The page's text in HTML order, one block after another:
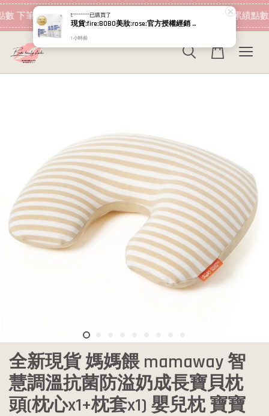
下筆消費即可折抵 現在去購物！ 加入會員 消費即可累績點數
全新現貨 媽媽餵 mamaway 智
慧調溫抗菌防溢奶成長寶貝枕
頭(枕心x1+枕套x1) 嬰兒枕 寶寶
E*********已購買了
現貨:fire:BOBO美妝:rose:官方授權經銷 日本NIPPI 日本製100%純膠原蛋白胜肽白金版 1盒3袋(附5g湯匙) 易吸收
1 小時前